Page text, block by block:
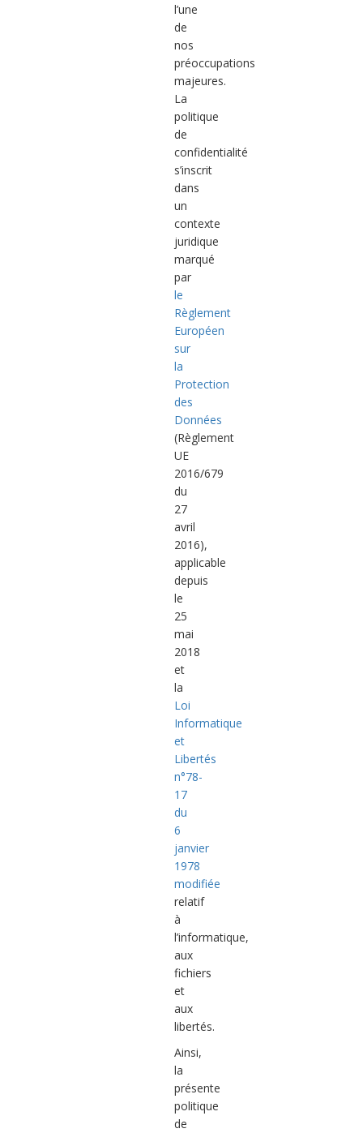
l’une
de
nos
préoccupations
majeures.
La
politique
de
confidentialité
s’inscrit
dans
un
contexte
juridique
marqué
par
le
Règlement
Européen
sur
la
Protection
des
Données
(Règlement
UE
2016/679
du
27
avril
2016),
applicable
depuis
le
25
mai
2018
et
la
Loi
Informatique
et
Libertés
n°78-
17
du
6
janvier
1978
modifiée
relatif
à
l’informatique,
aux
fichiers
et
aux
libertés.
Ainsi,
la
présente
politique
de